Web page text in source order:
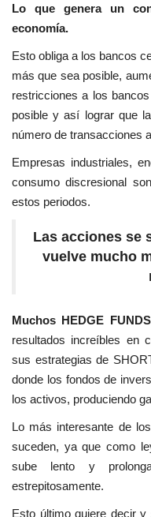
Lo que genera un
economía.
Esto obliga a los bancos
más que sea posible,
restricciones a los
posible y así lograr que
número de transacciones
Empresas industriales,
consumo discresional
estos periodos.
Las acciones se
vuelve mucho
Muchos HEDGE
resultados increíbles en
sus estrategias de
donde los fondos de
los activos, produciendo
Lo más interesante de
suceden, ya que como
sube lento y
estrepitosamente.
Esto último quiere decir